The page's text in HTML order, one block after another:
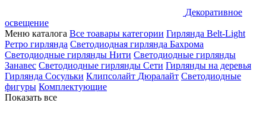
Декоративное
освещение
Меню каталога Все тоавары категории Гирлянда Belt-Light
Ретро гирлянда Светодиодная гирлянда Бахрома
Светодиодные гирлянды Нити Светодиодные гирлянды
Занавес Светодиодные гирлянды Сети Гирлянды на деревья
Гирлянда Сосульки Клипсолайт Дюралайт Светодиодные
фигуры Комплектующие
Показать все